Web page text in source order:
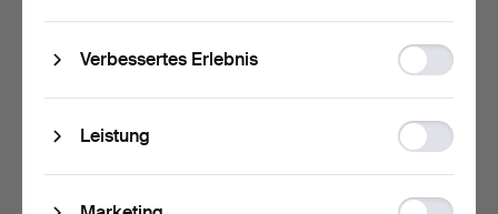
Verbessertes Erlebnis
storage
Leistung
storage
Ad